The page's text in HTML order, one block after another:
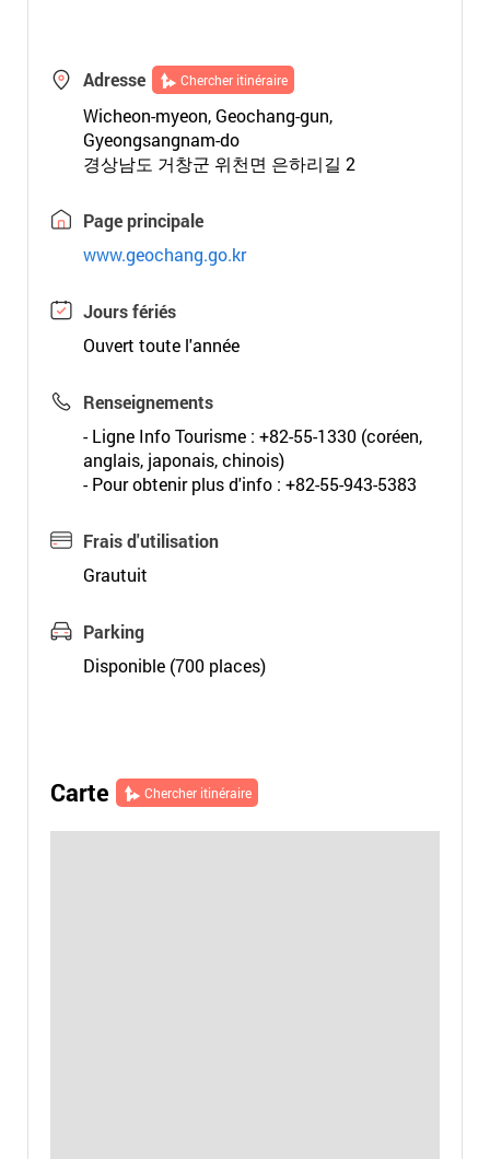
Adresse Chercher itinéraire
Wicheon-myeon, Geochang-gun,
Gyeongsangnam-do
경상남도 거창군 위천면 은하리길 2
Page principale
www.geochang.go.kr
Jours fériés
Ouvert toute l'année
Renseignements
- Ligne Info Tourisme : +82-55-1330 (coréen,
anglais, japonais, chinois)
- Pour obtenir plus d'info : +82-55-943-5383
Frais d'utilisation
Grautuit
Parking
Disponible (700 places)
Carte Chercher itinéraire